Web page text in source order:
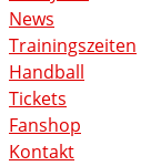
News
Trainingszeiten
Handball
Tickets
Fanshop
Kontakt